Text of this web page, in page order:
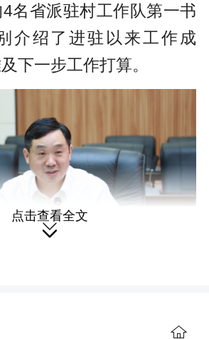
名省派驻村工作队第一书
介绍了进驻以来工作成
下一步工作打算。
点击查看全文
